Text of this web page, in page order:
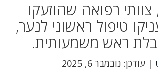
צוותי רפואה שהוזעקו
טיפול ראשוני לנער,
ראש משמעותית.
| עודכן: נובמבר 6, 2025